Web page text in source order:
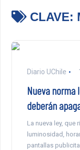
CLAVE:
Diario UChile
Nueva
deberán
La nueva ley, que
luminosidad,
pantallas